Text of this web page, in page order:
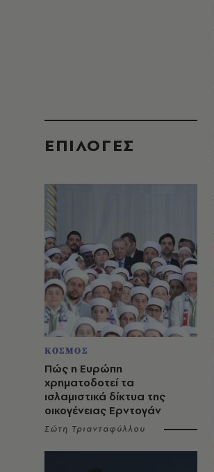
EΠΙΛΟΓΈΣ
ΚΟΣΜΟΣ
Πώς η Ευρώπη
χρηματοδοτεί τα
ισλαμιστικά δίκτυα της
οικογένειας Ερντογάν
Σώτη Τριανταφύλλου